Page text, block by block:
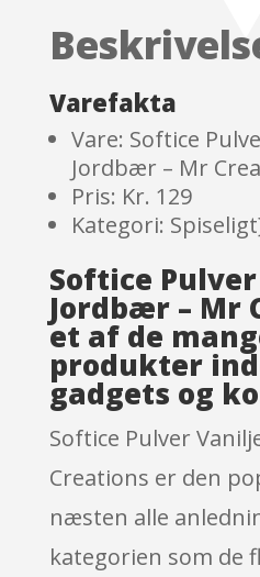
custome
ratings
Varefakta
Vare: Softice
Jordbær – Mr
Pris: Kr. 129
Kategori:
Softice
Jordbær – Mr
et af de
produkter
gadgets og
Softice Pulver
Creations er den
næsten alle
kategorien som de